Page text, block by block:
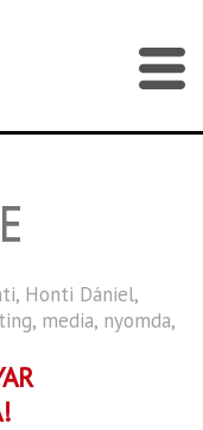
, Honti Dániel,
, media, nyomda,